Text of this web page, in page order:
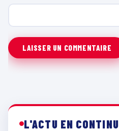
L'ACTU EN CONTINU